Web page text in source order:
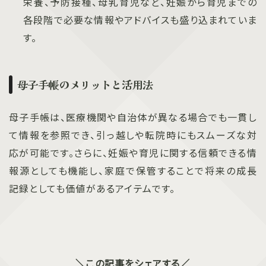
各段階で必要な情報やアドバイスも盛り込まれていま
す。
母子手帳のメリットと活用法
母子手帳は、医療機関や自治体が異なる場合でも一貫し
て情報を参照でき、引っ越しや転院時にもスムーズな対
応が可能です。さらに、妊娠や育児に関する信頼できる情
報源としても機能し、家庭で保管することで将来の成長
記録としても価値があるアイテムです。
＼この記事をシェアする／